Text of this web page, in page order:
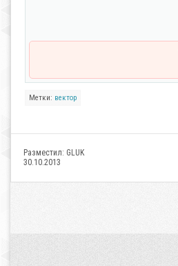
Метки: вектор
Разместил: GLUK
30.10.2013